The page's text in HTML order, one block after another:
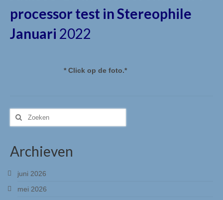
Digital & Analog / Sources, DACS & Phono
Etsuro
Etsuro producten
EMT
EMT algemeen
EMT Tondose
processor test in Stereophile
Januari 2022
* Click op de foto.*
Zoeken
naar:
Archieven
juni 2026
mei 2026